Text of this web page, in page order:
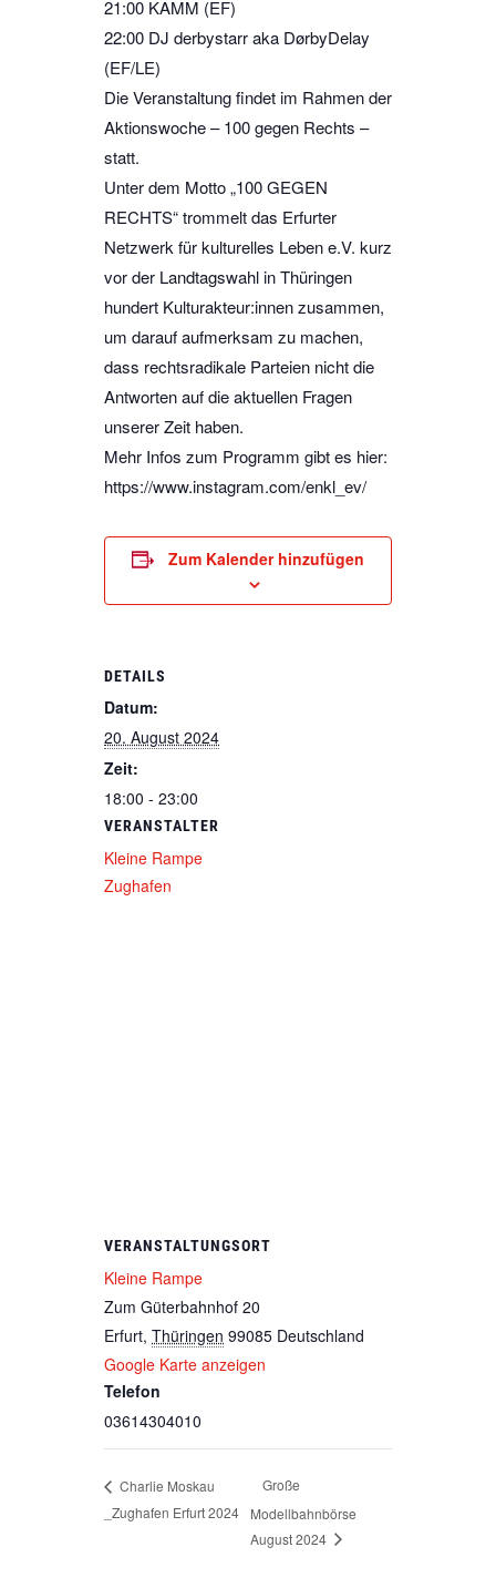
21:00 KAMM (EF)
22:00 DJ derbystarr aka DørbyDelay
(EF/LE)
Die Veranstaltung findet im Rahmen der
Aktionswoche – 100 gegen Rechts –
statt.
Unter dem Motto „100 GEGEN
RECHTS“ trommelt das Erfurter
Netzwerk für kulturelles Leben e.V. kurz
vor der Landtagswahl in Thüringen
hundert Kulturakteur:innen zusammen,
um darauf aufmerksam zu machen,
dass rechtsradikale Parteien nicht die
Antworten auf die aktuellen Fragen
unserer Zeit haben.
Mehr Infos zum Programm gibt es hier:
https://www.instagram.com/enkl_ev/
Zum Kalender hinzufügen
DETAILS
Datum:
20. August 2024
Zeit:
18:00 - 23:00
VERANSTALTER
Kleine Rampe
Zughafen
VERANSTALTUNGSORT
Kleine Rampe
Zum Güterbahnhof 20
Erfurt, Thüringen 99085 Deutschland
Google Karte anzeigen
Telefon
03614304010
Charlie Moskau
_Zughafen Erfurt 2024
Große
Modellbahnbörse
August 2024